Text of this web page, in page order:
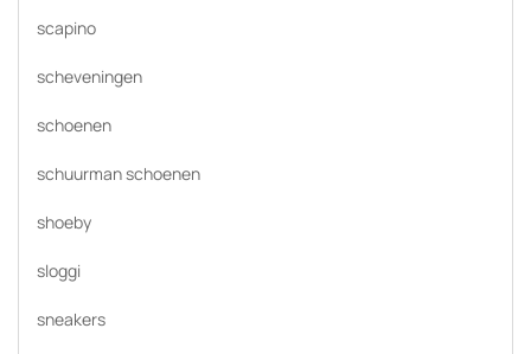
scapino
scheveningen
schoenen
schuurman schoenen
shoeby
sloggi
sneakers